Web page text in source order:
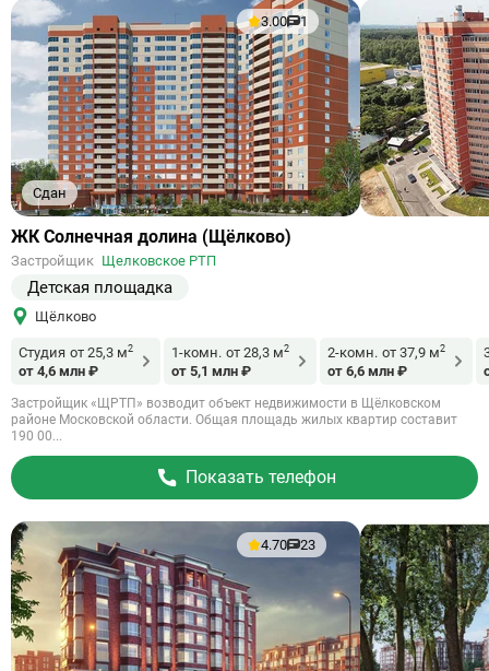
Сдан
3.00 1
Ссылка
объект
ЖК Солнечная долина (Щёлково)
Застройщик Щелковское РТП
Детская площадка
Щёлково
Студия от 25,3 м2
от 4,6 млн ₽
1-комн. от 28,3 м2
от 5,1 млн ₽
2-комн. от 37,9 м2
от 6,6 млн ₽
Застройщик «ЩРТП» возводит объект недвижимости в Щёлковском
районе Московской области. Общая площадь жилых квартир составит
190 00...
Показать телефон
4.70 23